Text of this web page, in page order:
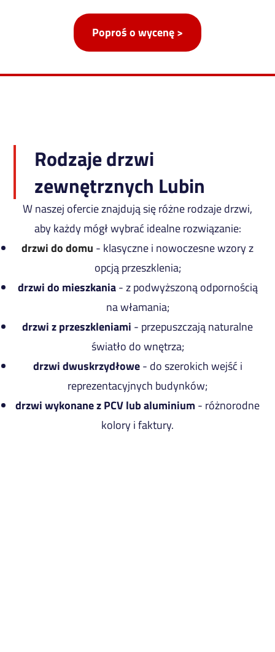
Poproś o wycenę >
Rodzaje drzwi
zewnętrznych Lubin
W naszej ofercie znajdują się różne rodzaje drzwi,
aby każdy mógł wybrać idealne rozwiązanie:
drzwi do domu - klasyczne i nowoczesne wzory z
opcją przeszklenia;
drzwi do mieszkania- z podwyższoną odpornością
na włamania;
drzwi z przeszkleniami - przepuszczają naturalne
światło do wnętrza;
drzwi dwuskrzydłowe- do szerokich wejść i
reprezentacyjnych budynków;
drzwi wykonane z PCV lub aluminium - różnorodne
kolory i faktury.